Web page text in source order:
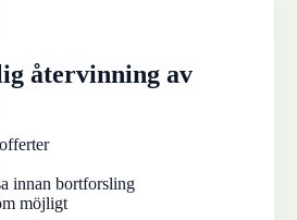
återvinning av
innan bortforsling
möjligt